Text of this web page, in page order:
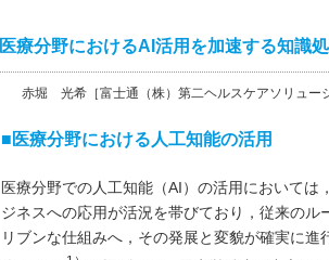
医療分野におけるAI活用を加速する知識
赤堀 光希［富士通（株）第二ヘルスケアソリュー
■医療分野における人工知能の活用
医療分野での人工知能（AI）の活用において
ジネスへの応用が活況を帯びており，従来の
リブンな仕組みへ，その発展と変貌が確実に